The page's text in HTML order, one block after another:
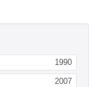
1990
2007